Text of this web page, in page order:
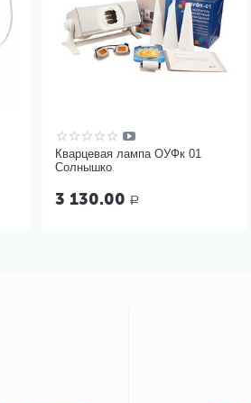
Кварцевая лампа ОУФк 01
Солнышко
3 130.00 Р